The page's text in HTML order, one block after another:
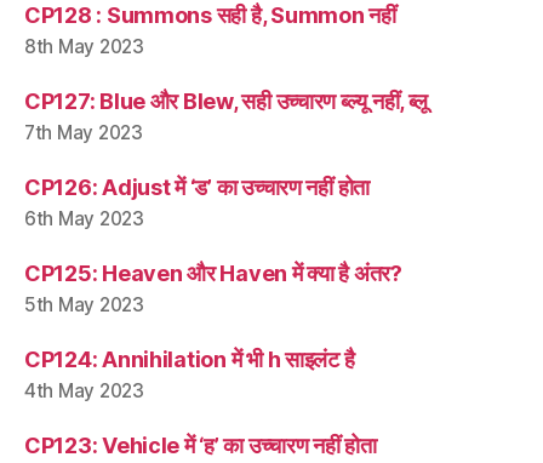
CP128 : Summons सही है, Summon नहीं
8th May 2023
CP127: Blue और Blew, सही उच्चारण ब्ल्यू नहीं, ब्लू
7th May 2023
CP126: Adjust में ‘ड’ का उच्चारण नहीं होता
6th May 2023
CP125: Heaven और Haven में क्या है अंतर?
5th May 2023
CP124: Annihilation में भी h साइलंट है
4th May 2023
CP123: Vehicle में ‘ह’ का उच्चारण नहीं होता